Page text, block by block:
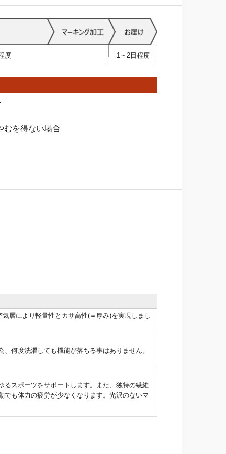
度 1～2日程度
むを得ない場合
層により軽量性とカサ高性(＝厚み)を実現しまし
何度洗濯しても機能が落ちる事はありません。
スポーツをサポートします。また、独特の繊維
も体力の疲労が少なくなります。光沢のないマ